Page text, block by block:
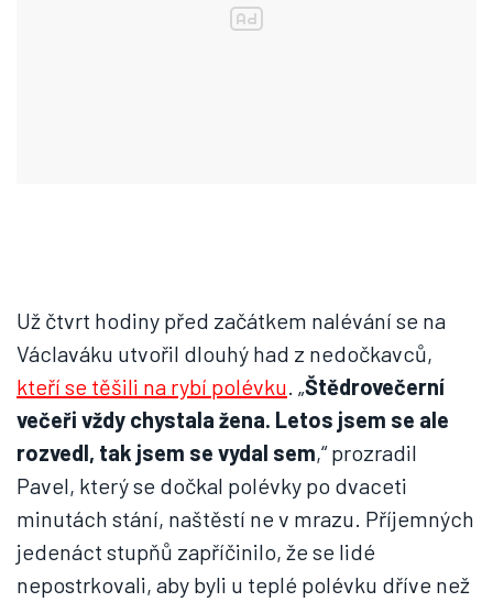
Už čtvrt hodiny před začátkem nalévání se na
Václaváku utvořil dlouhý had z nedočkavců,
kteří se těšili na rybí polévku. „Štědrovečerní
večeři vždy chystala žena. Letos jsem se ale
rozvedl, tak jsem se vydal sem,“ prozradil
Pavel, který se dočkal polévky po dvaceti
minutách stání, naštěstí ne v mrazu. Příjemných
jedenáct stupňů zapříčinilo, že se lidé
nepostrkovali, aby byli u teplé polévku dříve než